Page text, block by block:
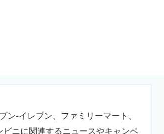
ン-イレブン、ファミリーマート、
ビニに関連するニュースやキャンペ